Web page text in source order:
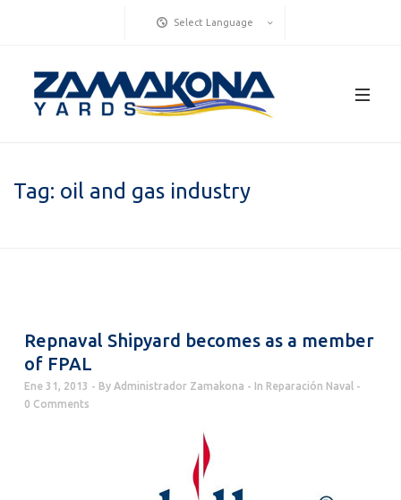
Select Language
Tag: oil and gas industry
Repnaval Shipyard becomes as a member
of FPAL
Ene 31, 2013 By Administrador Zamakona In Reparación Naval
0 Comments